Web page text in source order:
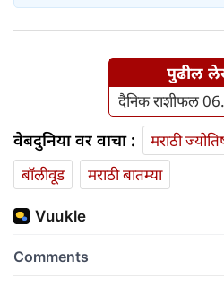
पुढील
दैनिक राशीफल
वेबदुनिया वर वाचा : मराठी
बॉलीवूड
मराठी बातम्या